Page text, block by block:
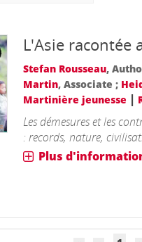
L'Asie racontée
Stefan Rousseau,
Martin, Associate ;
Martinière jeunesse |
Les démesures et les
: records, nature,
Plus